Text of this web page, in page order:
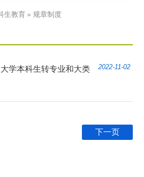
生教育 » 规章制度
2022-11-02
学本科生转专业和大类
下一页